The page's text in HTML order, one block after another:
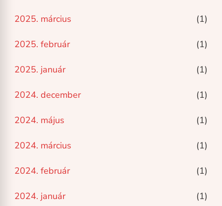
2025. március (1)
2025. február (1)
2025. január (1)
2024. december (1)
2024. május (1)
2024. március (1)
2024. február (1)
2024. január (1)